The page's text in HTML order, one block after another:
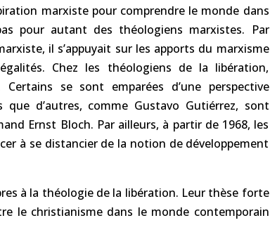
marxiste pour comprendre le monde dans
pour autant des théologiens marxistes. Par
il s’appuyait sur les apports du marxisme
Chez les théologiens de la libération,
se sont emparées d’une perspective
d’autres, comme Gustavo Gutiérrez, sont
Ernst Bloch. Par ailleurs, à partir de 1968, les
à se distancier de la notion de développement
à la théologie de la libération. Leur thèse forte
le christianisme dans le monde contemporain